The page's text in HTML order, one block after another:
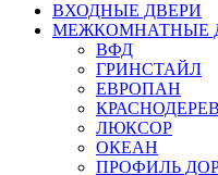
ВХОДНЫЕ ДВЕРИ
МЕЖКОМНАТНЫЕ
ВФД
ГРИНСТАЙЛ
ЕВРОПАН
ЛЮКСОР
ОКЕАН
ПРОФИЛЬ